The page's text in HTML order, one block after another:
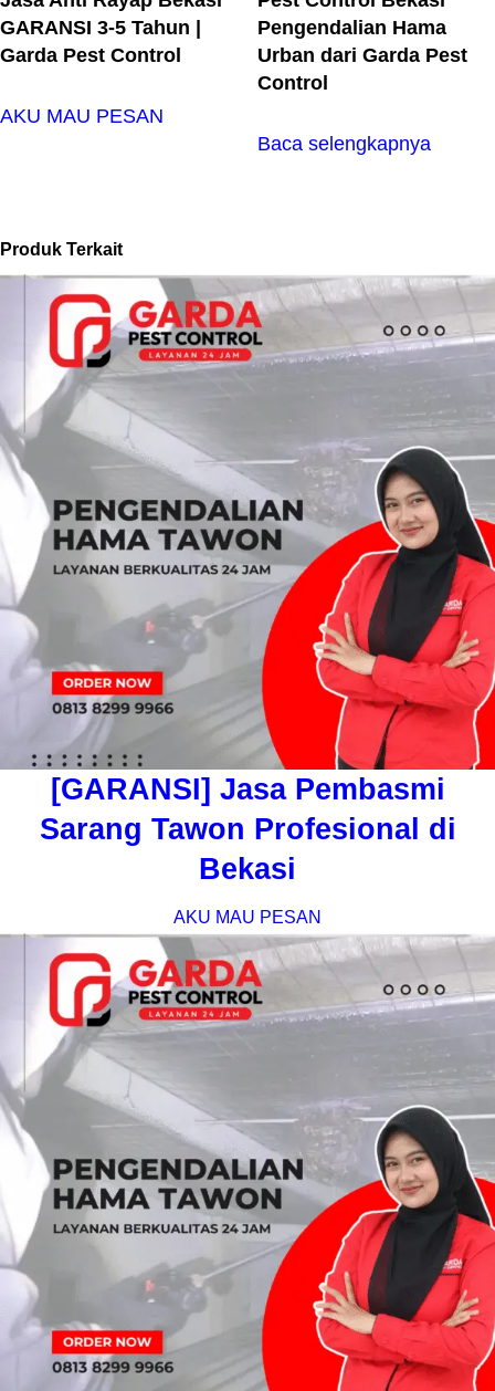
GARANSI 3-5 Tahun |
Garda Pest Control
AKU MAU PESAN
Pengendalian Hama
Urban dari Garda Pest
Control
Baca selengkapnya
Produk Terkait
[GARANSI] Jasa Pembasmi
Sarang Tawon Profesional di
Bekasi
AKU MAU PESAN